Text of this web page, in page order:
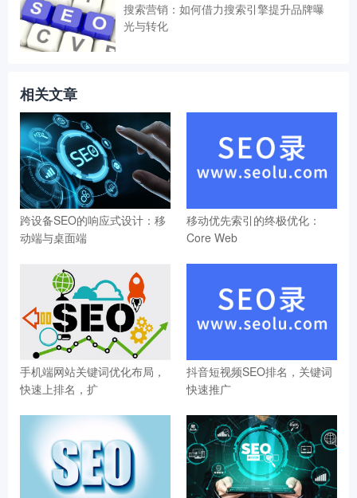
搜索营销：如何借力搜索引擎提升品牌曝
光与转化
相关文章
跨设备SEO的响应式设计：移
动端与桌面端
移动优先索引的终极优化：
Core Web
手机端网站关键词优化布局，
快速上排名，扩
抖音短视频SEO排名，关键词
快速推广